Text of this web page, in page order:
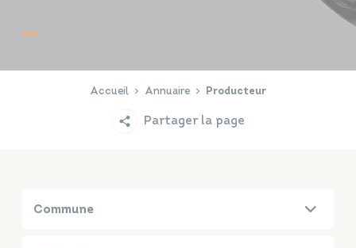
Accueil Annuaire Producteur
Partager la page
Commune